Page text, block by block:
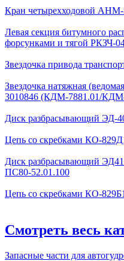
Кран четырехходовой
Левая секция битумного
форсунками и тягой РКЗЧ-
Звездочка привода
Звездочка натяжная
3010846 (КДМ-7881.01/
Диск разбрасывающий ЭД-
Цепь со скребками КО-
Диск разбрасывающий
ПС80-52.01.100
Цепь со скребками КО-
Смотреть весь
Запасные части для